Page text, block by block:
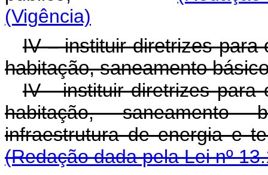
(Vigência)
IV – instituir diretrizes para
habitação, saneamento
IV - instituir diretrizes para
habitação, saneamento
infraestrutura de
(Redação dada pela Lei nº